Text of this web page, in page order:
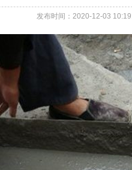
发布时间：2020-12-03